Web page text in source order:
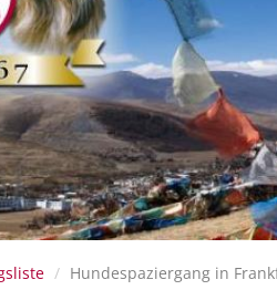
Hundespaziergang in